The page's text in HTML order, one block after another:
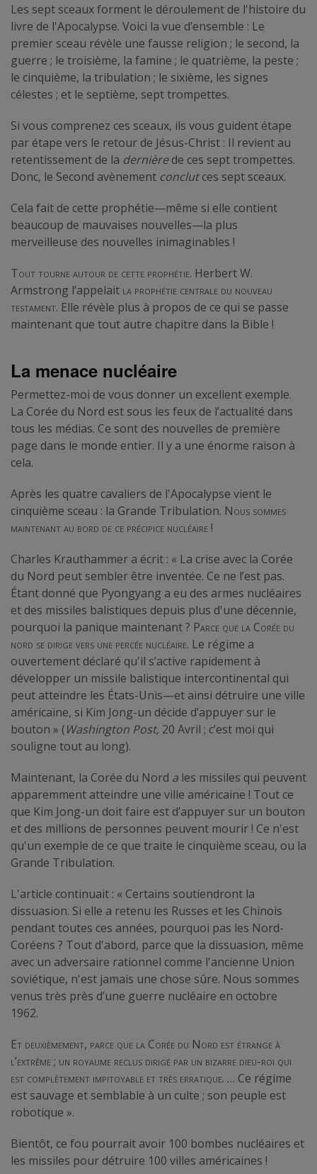
Les sept sceaux forment le déroulement de l'histoire du
livre de l'Apocalypse. Voici la vue d’ensemble : Le
premier sceau révèle une fausse religion ; le second, la
guerre ; le troisième, la famine ; le quatrième, la peste ;
le cinquième, la tribulation ; le sixième, les signes
célestes ; et le septième, sept trompettes.
Si vous comprenez ces sceaux, ils vous guident étape
par étape vers le retour de Jésus-Christ : Il revient au
retentissement de la dernièrede ces sept trompettes.
Donc, le Second avènement conclutces sept sceaux.
Cela fait de cette prophétie—même si elle contient
beaucoup de mauvaises nouvelles—la plus
merveilleuse des nouvelles inimaginables !
Tout tourne autour de cette prophétie. Herbert W.
Armstrong l’appelait la prophétie centrale du nouveau
testament. Elle révèle plus à propos de ce qui se passe
maintenant que tout autre chapitre dans la Bible !
La menace nucléaire
Permettez-moi de vous donner un excellent exemple.
La Corée du Nord est sous les feux de l’actualité dans
tous les médias. Ce sont des nouvelles de première
page dans le monde entier. Il y a une énorme raison à
cela.
Après les quatre cavaliers de l'Apocalypse vient le
cinquième sceau : la Grande Tribulation. Nous sommes
maintenant au bord de ce précipice nucléaire !
Charles Krauthammer a écrit : « La crise avec la Corée
du Nord peut sembler être inventée. Ce ne l’est pas.
Étant donné que Pyongyang a eu des armes nucléaires
et des missiles balistiques depuis plus d'une décennie,
pourquoi la panique maintenant ? Parce que la Corée du
nord se dirige vers une percée nucléaire. Le régime a
ouvertement déclaré qu'il s’active rapidement à
développer un missile balistique intercontinental qui
peut atteindre les États-Unis—et ainsi détruire une ville
américaine, si Kim Jong-un décide d’appuyer sur le
bouton » (Washington Post, 20 Avril ; c’est moi qui
souligne tout au long).
Maintenant, la Corée du Nord a les missiles qui peuvent
apparemment atteindre une ville américaine ! Tout ce
que Kim Jong-un doit faire est d’appuyer sur un bouton
et des millions de personnes peuvent mourir ! Ce n'est
qu'un exemple de ce que traite le cinquième sceau, ou la
Grande Tribulation.
L'article continuait : « Certains soutiendront la
dissuasion. Si elle a retenu les Russes et les Chinois
pendant toutes ces années, pourquoi pas les Nord-
Coréens ? Tout d'abord, parce que la dissuasion, même
avec un adversaire rationnel comme l'ancienne Union
soviétique, n'est jamais une chose sûre. Nous sommes
venus très près d’une guerre nucléaire en octobre
1962.
Et deuxièmement, parce que la Corée du Nord est étrange à
l’extrême ; un royaume reclus dirigé par un bizarre dieu-roi qui
est complètement impitoyable et très erratique. … Ce régime
est sauvage et semblable à un culte ; son peuple est
robotique ».
Bientôt, ce fou pourrait avoir 100 bombes nucléaires et
les missiles pour détruire 100 villes américaines !